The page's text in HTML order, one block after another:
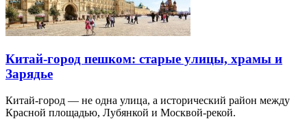
Китай-город пешком: старые улицы, храмы и
Зарядье
Китай-город — не одна улица, а исторический район между
Красной площадью, Лубянкой и Москвой-рекой.